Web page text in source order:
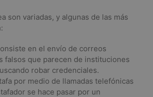
son variadas, y algunas de las más
en el envío de correos
falsos que parecen de instituciones
robar credenciales.
por medio de llamadas telefónicas
se hace pasar por un